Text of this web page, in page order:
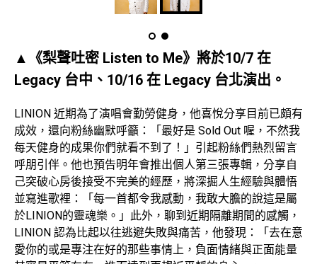
▲《梨聲吐密 Listen to Me》將於10/7 在
Legacy 台中、10/16 在 Legacy 台北演出。
LINION 近期為了演唱會勤勞健身，他喜悅分享目前已頗有
成效，還向粉絲幽默呼籲：「最好是 Sold Out 喔，不然我
每天健身的成果你們就看不到了！」引起粉絲們熱烈留言
呼朋引伴。他也預告明年會推出個人第三張專輯，分享自
己突破心房後接受不完美的經歷，將深掘人生經驗與體悟
並寫進歌裡：「每一首都令我感動，我敢大膽的說這是屬
於LINION的靈魂樂。」此外，聊到近期隔離期間的感觸，
LINION 認為比起以往逃避失敗與痛苦，他發現：「去在意
愛你的或是專注在好的那些事情上，負面情緒與正面能量